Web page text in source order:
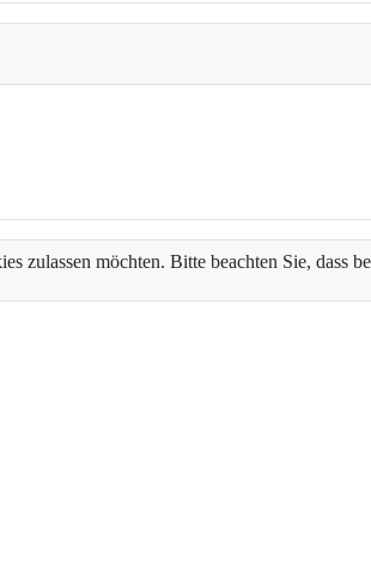
zulassen möchten. Bitte beachten Sie, dass